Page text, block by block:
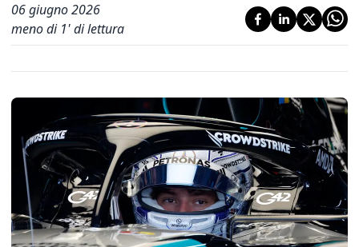
06 giugno 2026
meno di 1' di lettura